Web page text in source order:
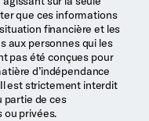
que ces informations
financière et les
aux personnes qui les
pas été conçues pour
d’indépendance
est strictement interdit
partie de ces
ou privées.